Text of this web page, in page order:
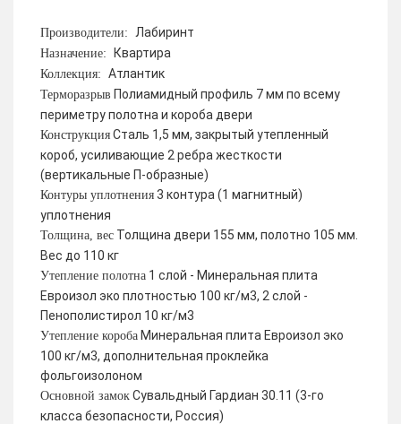
Производители: Лабиринт
Назначение: Квартира
Коллекция: Атлантик
Терморазрыв Полиамидный профиль 7 мм по всему
периметру полотна и короба двери
Конструкция Сталь 1,5 мм, закрытый утепленный
короб, усиливающие 2 ребра жесткости
(вертикальные П-образные)
Контуры уплотнения 3 контура (1 магнитный)
уплотнения
Толщина, вес Толщина двери 155 мм, полотно 105 мм.
Вес до 110 кг
Утепление полотна 1 слой - Минеральная плита
Евроизол эко плотностью 100 кг/м3, 2 слой -
Пенополистирол 10 кг/м3
Утепление короба Минеральная плита Евроизол эко
100 кг/м3, дополнительная проклейка
фольгоизолоном
Основной замок Сувальдный Гардиан 30.11 (3-го
класса безопасности, Россия)